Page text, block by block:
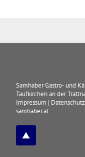
Samhaber Gastro- und
Taufkirchen an der
Impressum | Datenschutz
samhaber.at